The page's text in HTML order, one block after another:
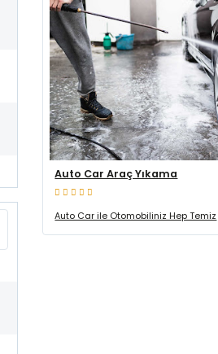
Auto Car Araç Yıkama
Auto Car ile Otomobiliniz Hep Temiz